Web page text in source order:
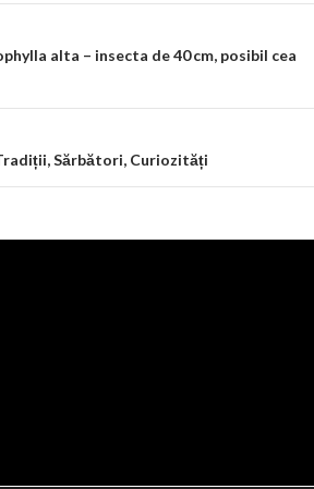
alta – insecta de 40 cm, posibil cea
Sărbători, Curiozități